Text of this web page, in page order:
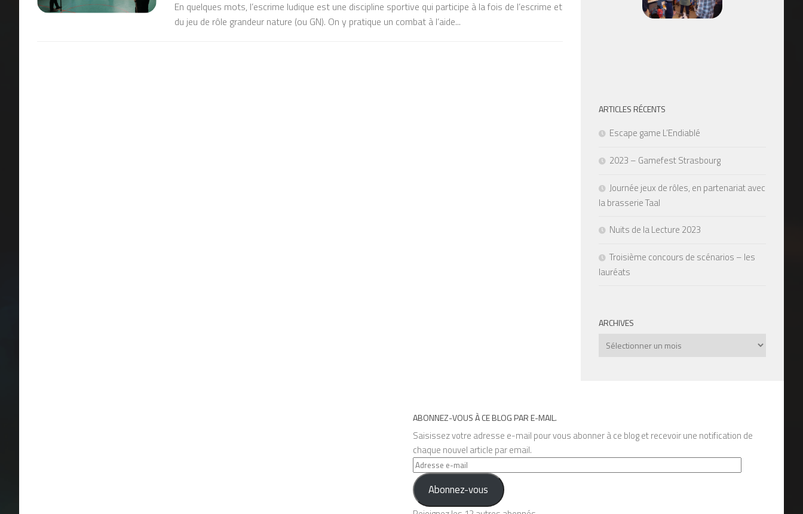
En quelques mots, l’escrime ludique est une discipline sportive qui participe à la fois de l’escrime et
du jeu de rôle grandeur nature (ou GN). On y pratique un combat à l’aide...
ARTICLES RÉCENTS
Escape game L’Endiablé
2023 – Gamefest Strasbourg
Journée jeux de rôles, en partenariat avec
la brasserie Taal
Nuits de la Lecture 2023
Troisième concours de scénarios – les
lauréats
ARCHIVES
Archives
ABONNEZ-VOUS À CE BLOG PAR E-MAIL.
Saisissez votre adresse e-mail pour vous abonner à ce blog et recevoir une notification de
chaque nouvel article par email.
Adresse
e-
mail Abonnez-vous